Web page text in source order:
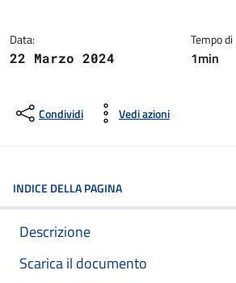
Data:
22 Marzo 2024
Tempo
1min
Condividi Vedi azioni
INDICE DELLA PAGINA
Descrizione
Scarica il documento